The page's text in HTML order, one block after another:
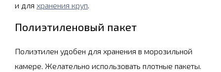
и для хранения круп.
Полиэтиленовый пакет
Полиэтилен удобен для хранения в морозильной
камере. Желательно использовать плотные пакеты.